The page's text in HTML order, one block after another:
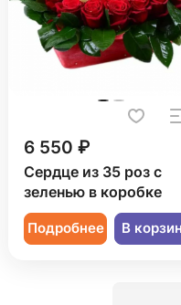
6 550 ₽
Сердце из 35 роз с
зеленью в коробке
Подробнее В